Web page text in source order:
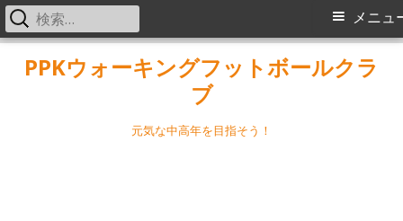
PPKウォーキングフットボールクラ
ブ
元気な中高年を目指そう！
メ
メニュ
検
索: